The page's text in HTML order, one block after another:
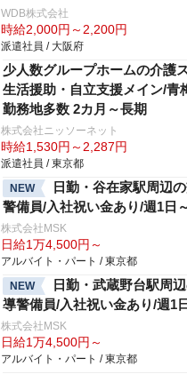
WDB株式会社
時給2,000円～2,200円
派遣社員 / 大阪府
少人数グループホームの介護
生活援助・自立支援メイン/青
勤務地多数 2カ月～長期
株式会社ニッソーネット
時給1,530円～2,287円
派遣社員 / 東京都
NEW
日勤・谷在家駅周辺
警備員/入社祝い金あり/週1日
株式会社MSK
日給1万4,500円～
アルバイト・パート / 東京都
NEW
日勤・武蔵野台駅周
導警備員/入社祝い金あり/週1
株式会社MSK
日給1万4,500円～
アルバイト・パート / 東京都